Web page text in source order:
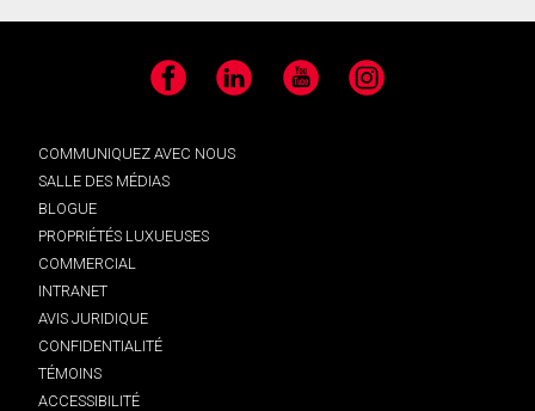
Facebook LinkedIn YouTube Instagram
COMMUNIQUEZ AVEC NOUS
SALLE DES MÉDIAS
BLOGUE
PROPRIÉTÉS LUXUEUSES
COMMERCIAL
INTRANET
AVIS JURIDIQUE
CONFIDENTIALITÉ
TÉMOINS
ACCESSIBILITÉ